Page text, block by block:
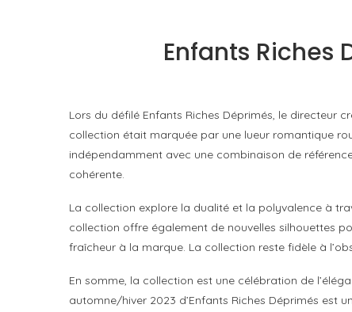
Enfants Riches
Lors du défilé Enfants Riches Déprimés, le directeur
collection était marquée par une lueur romantique
indépendamment avec une combinaison de
cohérente.
La collection explore la dualité et la polyvalence à
collection offre également de nouvelles silhouettes
fraîcheur à la marque. La collection reste fidèle à
En somme, la collection est une célébration de
automne/hiver 2023 d’Enfants Riches Déprimés est